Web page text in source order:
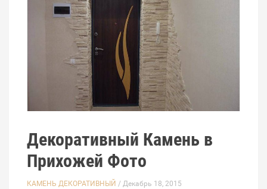
Декоративный Камень в
Прихожей Фото
КАМЕНЬ ДЕКОРАТИВНЫЙ / Декабрь 18, 2015